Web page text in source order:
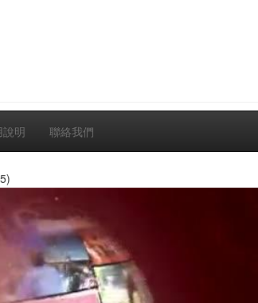
明 聯絡我們